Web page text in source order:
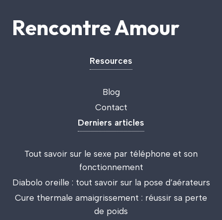
Rencontre Amour
Resources
Blog
Contact
Derniers articles
Tout savoir sur le sexe par téléphone et son
fonctionnement
Diabolo oreille : tout savoir sur la pose d’aérateurs
Cure thermale amaigrissement : réussir sa perte
de poids